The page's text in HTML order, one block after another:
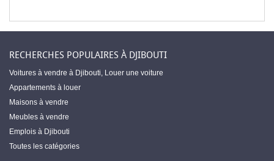
RECHERCHES POPULAIRES À DJIBOUTI
Voitures à vendre à Djibouti, Louer une voiture
Appartements à louer
Maisons à vendre
Meubles à vendre
Emplois à Djibouti
Toutes les catégories